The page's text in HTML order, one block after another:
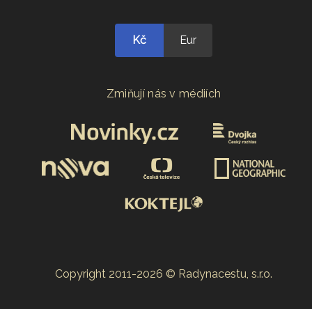
Kč Eur
Zmiňují nás v médiích
Copyright 2011-2026 © Radynacestu, s.r.o.